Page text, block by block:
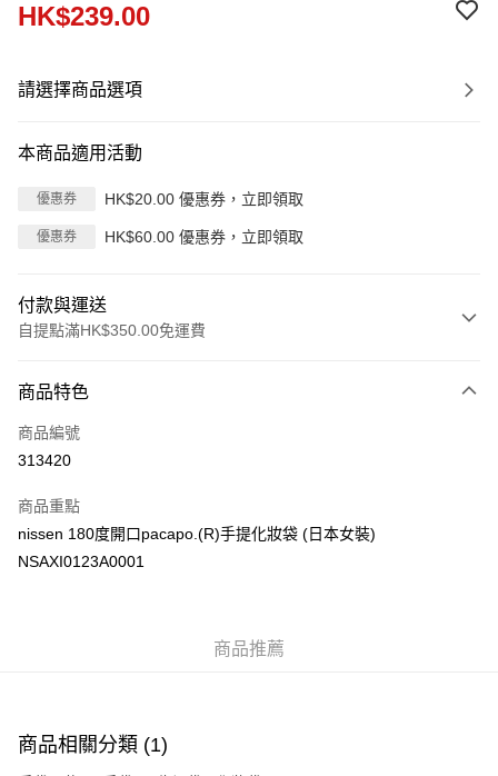
HK$239.00
請選擇商品選項
本商品適用活動
優惠券 HK$20.00 優惠券，立即領取
優惠券 HK$60.00 優惠券，立即領取
付款與運送
自提點滿HK$350.00免運費
信用卡
Apple Pay
PayMe
WeChat Pay
付款後順豐站及營業點
每筆HK$40.00，滿HK$350.00或以上免運費
商品特色
商品編號
313420
商品重點
nissen 180度開口pacapo.(R)手提化妝袋 (日本女裝)
NSAXI0123A0001
商品推薦
商品相關分類 (1)